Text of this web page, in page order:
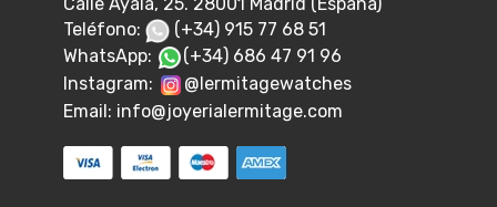
Teléfono:
(+34) 915 77 68 51
WhatsApp:
(+34) 686 47 91 96
Instagram:
@lermitagewatches
Email: info@joyerialermitage.com